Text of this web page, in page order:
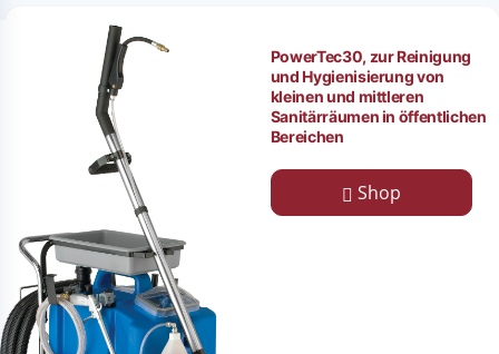
PowerTec30, zur Reinigung
und Hygienisierung von
kleinen und mittleren
Sanitärräumen in öffentlichen
Bereichen
Shop